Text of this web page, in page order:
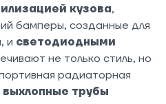
кузова,
бамперы, созданные для
и светодиодными
не только стиль, но
радиаторная
трубы